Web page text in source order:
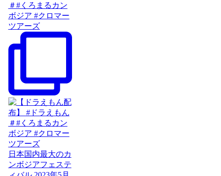
＃#くろまるカン
ボジア #クロマー
ツアーズ
日本国内最大のカ
ンボジアフェステ